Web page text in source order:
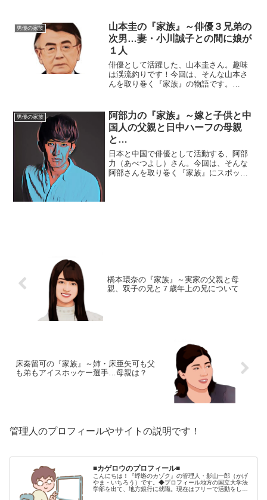
型：AB型◆歴代彼女～過去から現在まで
坂上忍...
男優の家族
山本圭の『家族』～俳優３兄弟の
次男…妻・小川誠子との間に娘が
１人
俳優として活躍した、山本圭さん。趣味
は渓流釣りです！今回は、そんな山本さ
んを取り巻く『家族』の物語です。
身 長：167cm血液型 ：B型家族構
成：妻、娘◆実家・生...
男優の家族
阿部力の『家族』～嫁と子供と中
国人の父親と日中ハーフの母親
と…
日本と中国で俳優として活動する、阿部
力（あべつよし）さん。今回は、そんな
阿部さんを取り巻く『家族』にスポット
橋本環奈の『家族』～実家の父親と母
親、双子の兄と７歳年上の兄について
床秦留可の『家族』～姉・床亜矢可も父
も弟もアイスホッケー選手…母親は？
管理人のプロフィールやサイトの説明です！
■カゲロウのプロフィール■
こんにちは！『蜉蝣のカゾク』の管理人・影山一郎（かげ
やま・いちろう）です。◆プロフィール地方の国立大学法
学部を出て、地方銀行に就職。現在はフリーで活動をして